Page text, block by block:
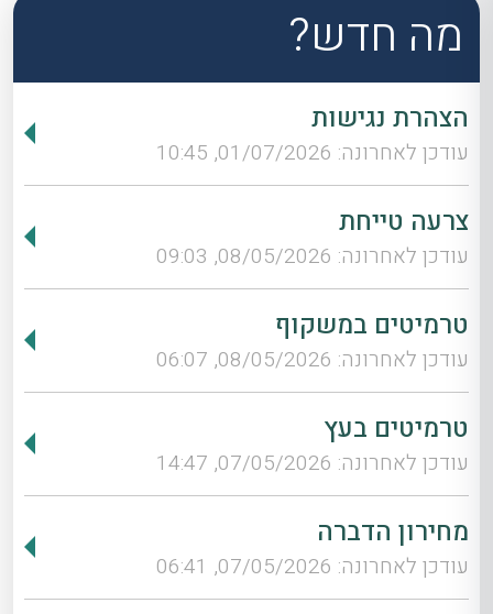
מה חדש?
הצהרת נגישות
עודכן לאחרונה: 01/07/2026, 10:45
צרעה טייחת
עודכן לאחרונה: 08/05/2026, 09:03
טרמיטים במשקוף
עודכן לאחרונה: 08/05/2026, 06:07
טרמיטים בעץ
עודכן לאחרונה: 07/05/2026, 14:47
מחירון הדברה
עודכן לאחרונה: 07/05/2026, 06:41